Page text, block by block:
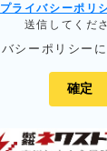
プライバシーポリ
送信してくだ
シーポリシー